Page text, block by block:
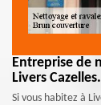
Entreprise de
Livers Cazelles.
Si vous habitez à